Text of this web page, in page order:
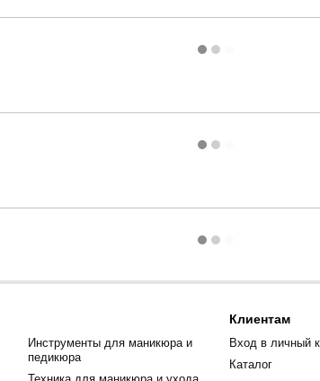
Инструменты для маникюра и
педикюра
Клиентам
Вход в личный
Каталог